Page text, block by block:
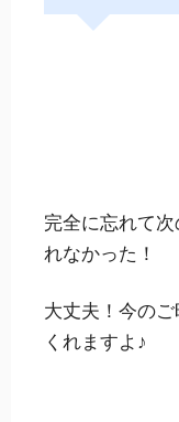
完全に忘れて
れなかった！
大丈夫！今の
くれますよ♪